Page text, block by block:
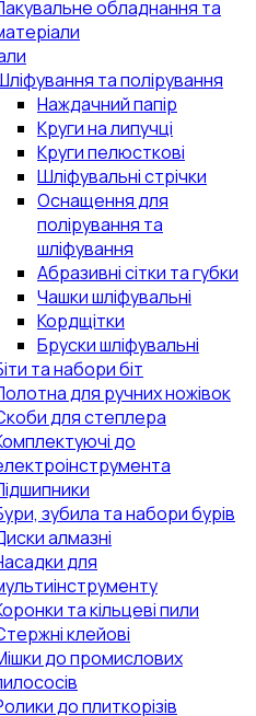
обладнання та
та полірування
Наждачний папір
Круги на липучці
Круги пелюсткові
Шліфувальні стрічки
Оснащення для
полірування та
шліфування
Абразивні сітки та губки
Чашки шліфувальні
Кордщітки
Бруски шліфувальні
та набори біт
для ручних ножівок
для степлера
до
зубила та набори бурів
алмазні
для
та кільцеві пили
клейові
до промислових
до плиткорізів